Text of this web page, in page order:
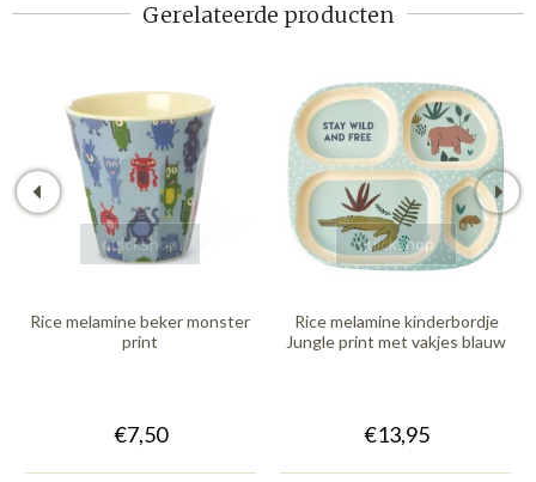
Gerelateerde producten
quickshop
Rice melamine beker monster
print
€7,50
quickshop
Rice melamine kinderbordje
Jungle print met vakjes blauw
€13,95